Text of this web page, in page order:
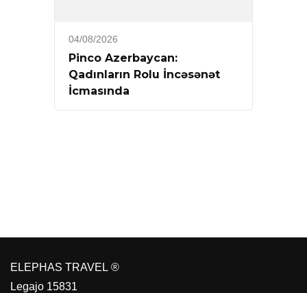
04/08/2026
Pinco Azerbaycan:
Qadınların Rolu İncəsənət
İcmasında
ELEPHAS TRAVEL ®
Legajo 15831